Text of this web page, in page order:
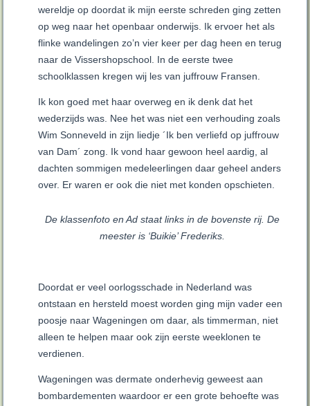
wereldje op doordat ik mijn eerste schreden ging zetten
op weg naar het openbaar onderwijs. Ik ervoer het als
flinke wandelingen zo’n vier keer per dag heen en terug
naar de Vissershopschool. In de eerste twee
schoolklassen kregen wij les van juffrouw Fransen.
Ik kon goed met haar overweg en ik denk dat het
wederzijds was. Nee het was niet een verhouding zoals
Wim Sonneveld in zijn liedje ´Ik ben verliefd op juffrouw
van Dam´ zong. Ik vond haar gewoon heel aardig, al
dachten sommigen medeleerlingen daar geheel anders
over. Er waren er ook die niet met konden opschieten.
De klassenfoto en Ad staat links in de bovenste rij. De
meester is ‘Buikie’ Frederiks.
Doordat er veel oorlogsschade in Nederland was
ontstaan en hersteld moest worden ging mijn vader een
poosje naar Wageningen om daar, als timmerman, niet
alleen te helpen maar ook zijn eerste weeklonen te
verdienen.
Wageningen was dermate onderhevig geweest aan
bombardementen waardoor er een grote behoefte was